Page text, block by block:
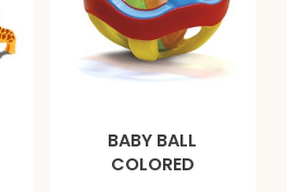
BABY BALL
COLORED